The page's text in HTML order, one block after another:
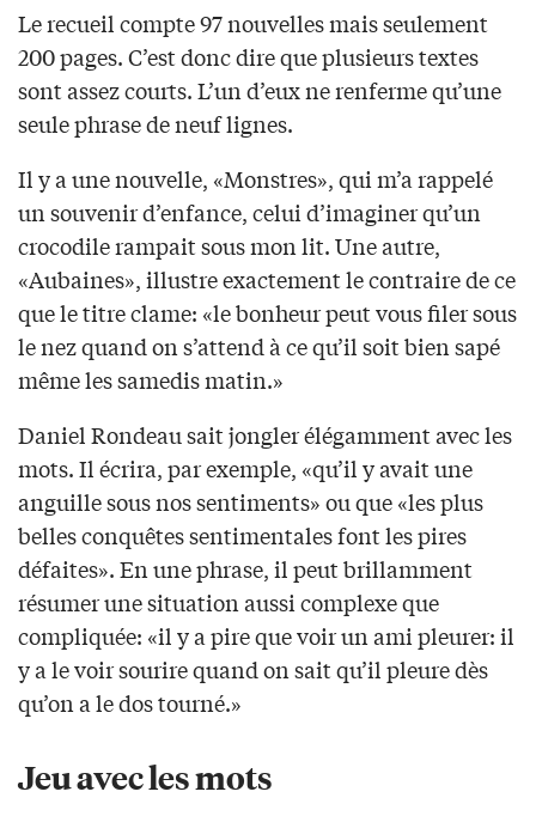
Le recueil compte 97 nouvelles mais seulement
200 pages. C’est donc dire que plusieurs textes
sont assez courts. L’un d’eux ne renferme qu’une
seule phrase de neuf lignes.
Il y a une nouvelle, «Monstres», qui m’a rappelé
un souvenir d’enfance, celui d’imaginer qu’un
crocodile rampait sous mon lit. Une autre,
«Aubaines», illustre exactement le contraire de ce
que le titre clame: «le bonheur peut vous filer sous
le nez quand on s’attend à ce qu’il soit bien sapé
même les samedis matin.»
Daniel Rondeau sait jongler élégamment avec les
mots. Il écrira, par exemple, «qu’il y avait une
anguille sous nos sentiments» ou que «les plus
belles conquêtes sentimentales font les pires
défaites». En une phrase, il peut brillamment
résumer une situation aussi complexe que
compliquée: «il y a pire que voir un ami pleurer: il
y a le voir sourire quand on sait qu’il pleure dès
qu’on a le dos tourné.»
Jeu avec les mots